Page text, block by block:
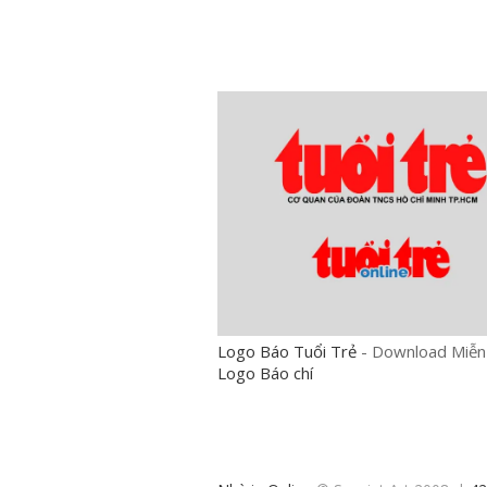
Logo Báo Tuổi Trẻ- Download
Logo Báo chí